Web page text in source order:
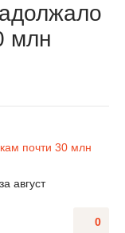
млн
август
0